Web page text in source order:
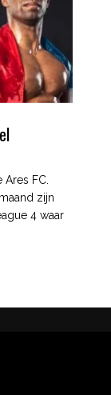
FC.
zijn
4 waar